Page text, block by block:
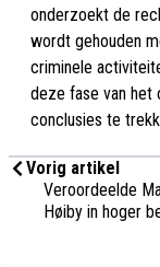
onderzoekt de
wordt gehouden
criminele
deze fase van het
conclusies te
Vorig artikel
Veroordeelde
Høiby in hoger